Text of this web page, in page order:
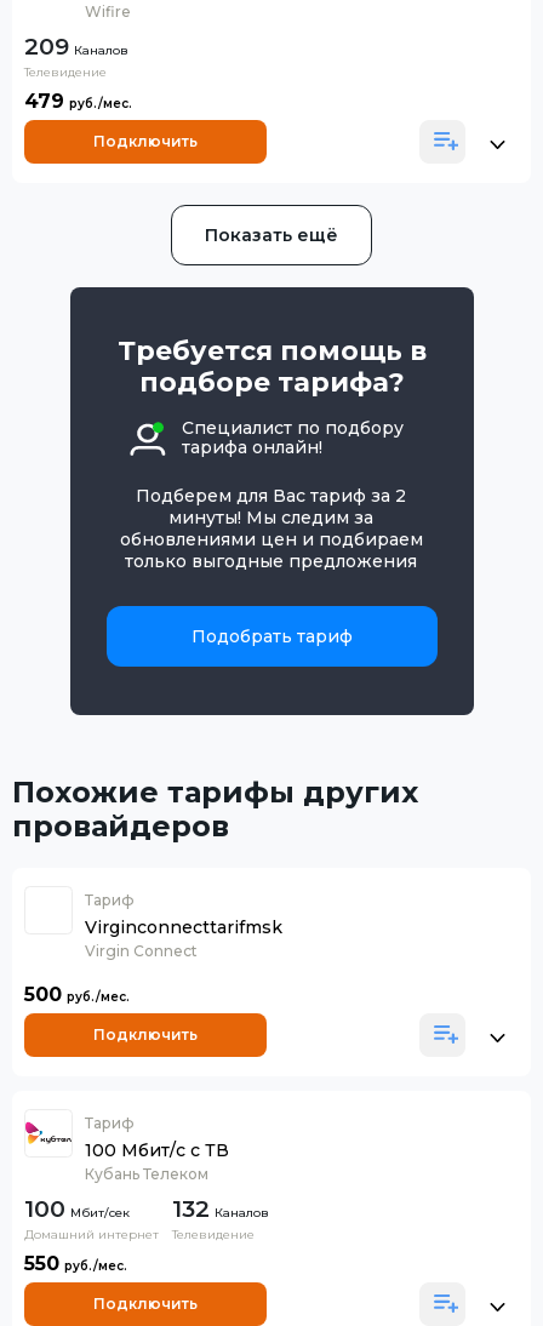
Wifire
209 Каналов
Телевидение
479
Подключить
Показать ещё
Требуется помощь в
подборе тарифа?
Специалист по подбору
тарифа онлайн!
Подберем для Вас тариф за 2
минуты! Мы следим за
обновлениями цен и подбираем
только выгодные предложения
Подобрать тариф
Похожие тарифы других
провайдеров
Тариф
Virginconnecttarifmsk
Virgin Connect
500
Подключить
Тариф
100 Мбит/с с ТВ
Кубань Телеком
100
Домашний интернет
132 Каналов
Телевидение
550
Подключить